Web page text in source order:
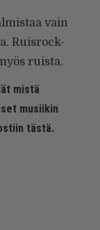
vain
Ruisrock-
ruista.
mistä
musiikin
tästä.